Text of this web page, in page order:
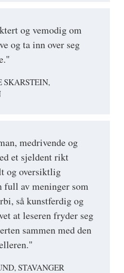
og vemodig om
og ta inn over seg
SKARSTEIN,
medrivende og
et sjeldent rikt
og oversiktlig
full av meninger som
så kunstferdig og
at leseren fryder seg
sammen med den
STAVANGER